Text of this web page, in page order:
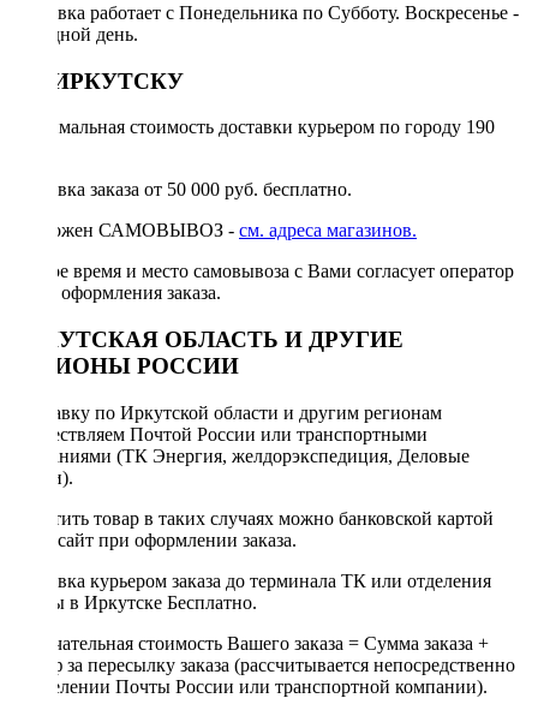
Доставка работает с Понедельника по Субботу. Воскресенье -
выходной день.
ПО ИРКУТСКУ
Минимальная стоимость доставки курьером по городу 190
Доставка заказа от 50 000 руб. бесплатно.
Возможен САМОВЫВОЗ - см. адреса магазинов.
Точное время и место самовывоза с Вами согласует оператор
после оформления заказа.
ИРКУТСКАЯ ОБЛАСТЬ И ДРУГИЕ
РЕГИОНЫ РОССИИ
Отправку по Иркутской области и другим регионам
осуществляем Почтой России или транспортными
компаниями (ТК Энергия, желдорэкспедиция, Деловые
линии).
Оплатить товар в таких случаях можно банковской картой
через сайт при оформлении заказа.
Доставка курьером заказа до терминала ТК или отделения
Почты в Иркутске Бесплатно.
Окончательная стоимость Вашего заказа = Сумма заказа +
Тариф за пересылку заказа (рассчитывается непосредственно
в отделении Почты России или транспортной компании).